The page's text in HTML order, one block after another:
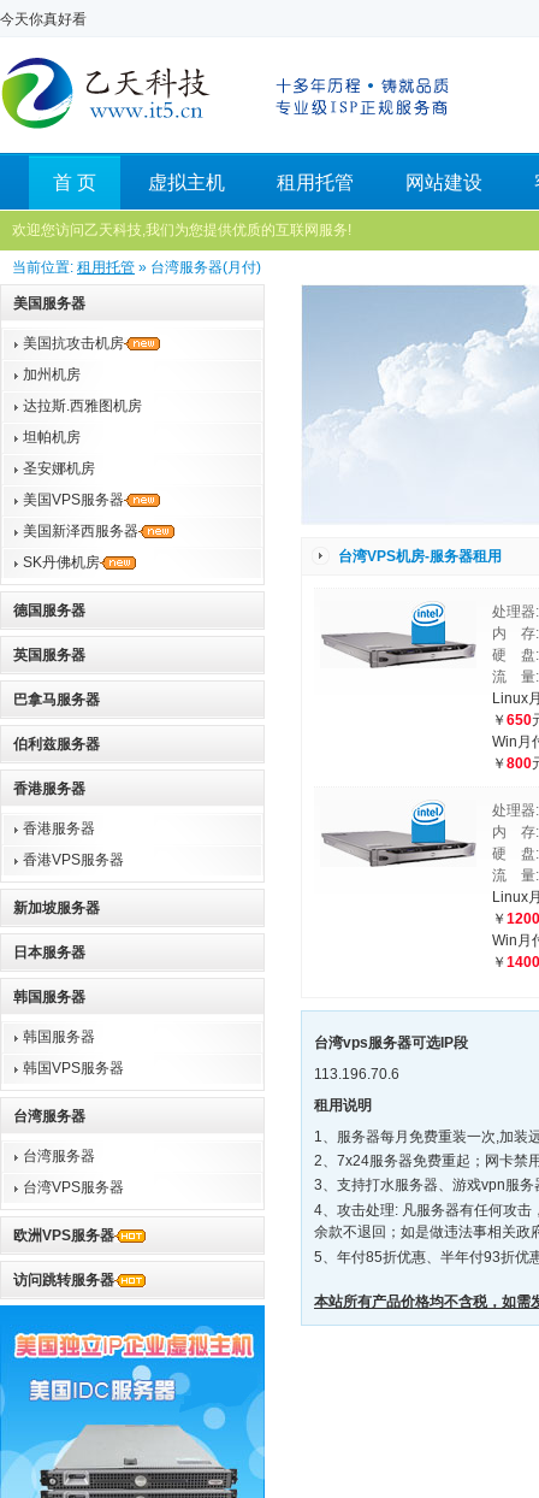
今天你真好看
首 页 虚拟主机 租用托管 网站建设
欢迎您访问乙天科技,我们为您提供优质的互联网服务!
当前位置: 租用托管 » 台湾服务器(月付)
美国服务器
美国抗攻击机房
加州机房
达拉斯.西雅图机房
坦帕机房
圣安娜机房
美国VPS服务器
美国新泽西服务器
SK丹佛机房
德国服务器
英国服务器
巴拿马服务器
伯利兹服务器
香港服务器
香港服务器
香港VPS服务器
新加坡服务器
日本服务器
韩国服务器
韩国服务器
韩国VPS服务器
台湾服务器
台湾服务器
台湾VPS服务器
欧洲VPS服务器
访问跳转服务器
台湾VPS机房-服务器租用
处理
内 存
硬 盘
流 量:
Linux
￥ 650
Win月
￥ 800
处理
内 存
硬 盘
流 量:
Linux
￥ 1200
Win月
￥ 1400
台湾vps服务器可选IP段
113.196.70.6
租用说明
1、服务器每月免费重装一次,加装
2、7x24服务器免费重起；网卡禁
3、支持打水服务器、游戏vpn服务
4、攻击处理: 凡服务器有任何攻
余款不退回；如是做违法事相关政
5、年付85折优惠、半年付93折优
本站所有产品价格均不含税，如需